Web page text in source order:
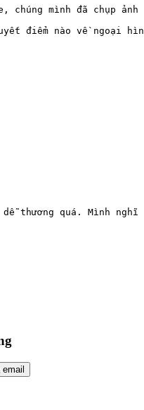
chúng mình đã chụp
điểm nào về ngoại
dễ thương quá. Mình